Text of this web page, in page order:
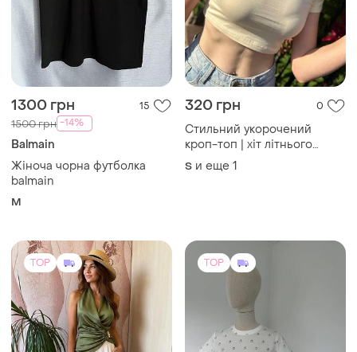
1300 грн 15
1500 грн -14%
Balmain
Жіноча чорна футболка
balmain
M
320 грн 0
Стильний укорочений
кроп-топ | хіт літнього
сезону
S и еще 1
TOP TOP